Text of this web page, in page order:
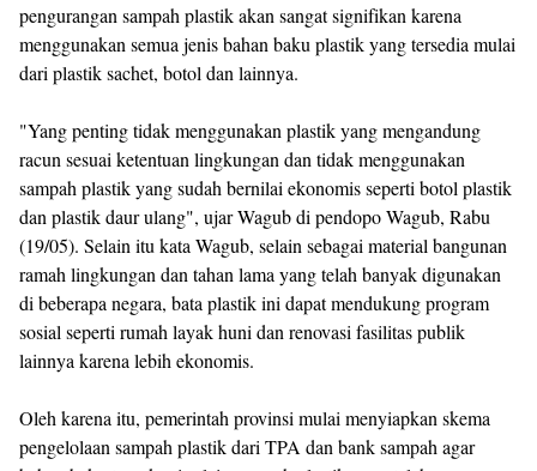
pengurangan sampah plastik akan sangat signifikan karena
menggunakan semua jenis bahan baku plastik yang tersedia mulai
dari plastik sachet, botol dan lainnya.
"Yang penting tidak menggunakan plastik yang mengandung
racun sesuai ketentuan lingkungan dan tidak menggunakan
sampah plastik yang sudah bernilai ekonomis seperti botol plastik
dan plastik daur ulang", ujar Wagub di pendopo Wagub, Rabu
(19/05). Selain itu kata Wagub, selain sebagai material bangunan
ramah lingkungan dan tahan lama yang telah banyak digunakan
di beberapa negara, bata plastik ini dapat mendukung program
sosial seperti rumah layak huni dan renovasi fasilitas publik
lainnya karena lebih ekonomis.
Oleh karena itu, pemerintah provinsi mulai menyiapkan skema
pengelolaan sampah plastik dari TPA dan bank sampah agar